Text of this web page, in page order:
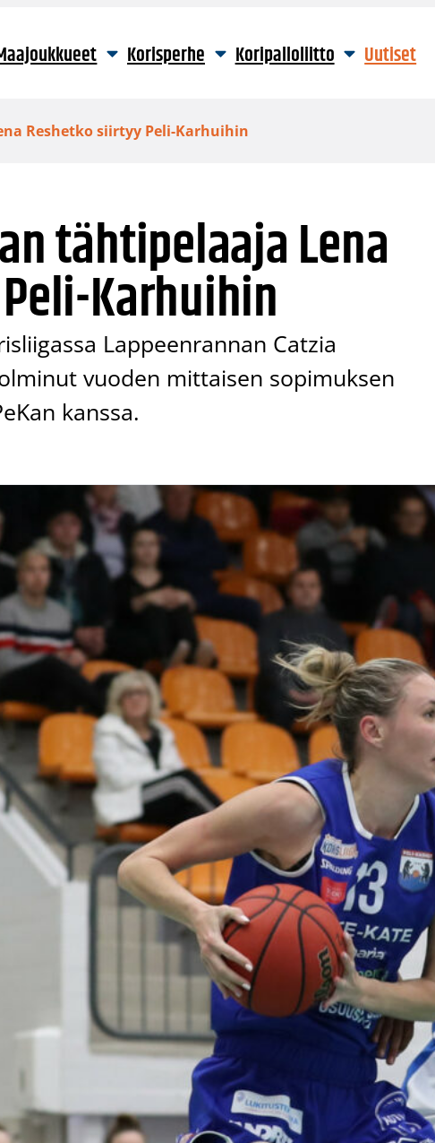
Korisperhe Koripalloliitto Uutiset
Reshetko siirtyy Peli-Karhuihin
tähtipelaaja Lena
Karhuihin
Lappeenrannan Catzia
vuoden mittaisen sopimuksen
kanssa.